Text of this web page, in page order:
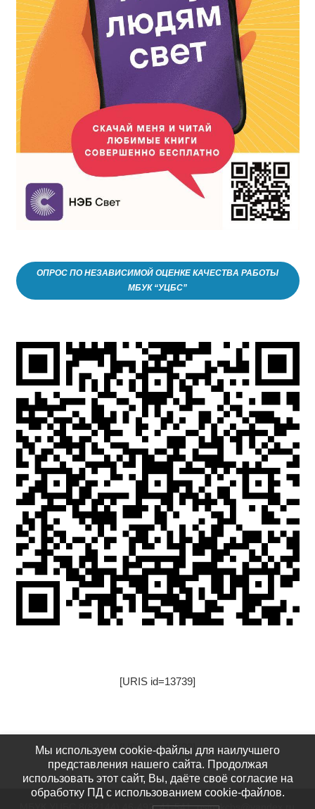
ОПРОС ПО НЕЗАВИСИМОЙ ОЦЕНКЕ КАЧЕСТВА РАБОТЫ
МБУК “УЦБС”
[URIS id=13739]
[URIS id=17522]
Мы используем cookie-файлы для наилучшего
представления нашего сайта. Продолжая
использовать этот сайт, Вы, даёте своё согласие на
обработку ПД с использованием cookie-файлов.